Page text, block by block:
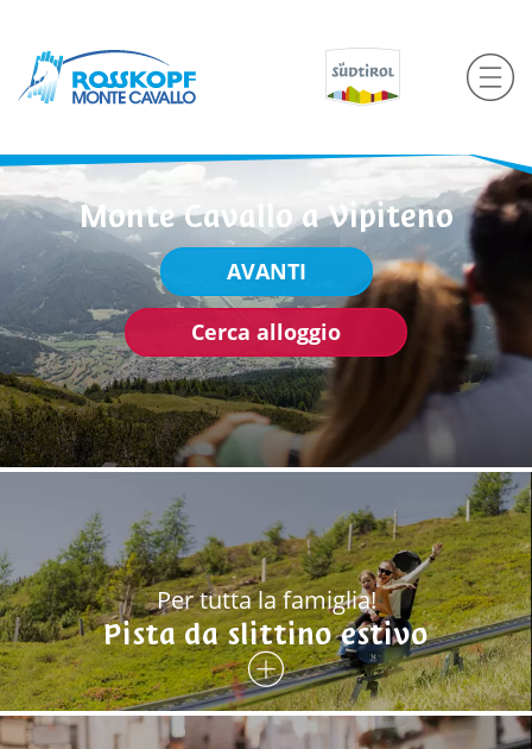
Monte Cavallo a Vipiteno
AVANTI
Cerca alloggio
Per tutta la famiglia!
Pista da slittino estivo